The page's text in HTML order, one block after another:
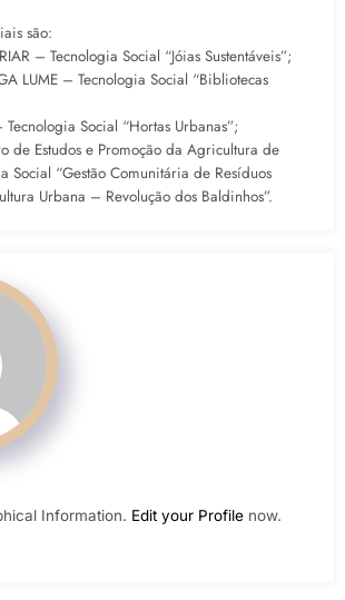
são:
– Tecnologia Social “Jóias Sustentáveis”;
LUME – Tecnologia Social “Bibliotecas
Tecnologia Social “Hortas Urbanas”;
de Estudos e Promoção da Agricultura de
Social “Gestão Comunitária de Resíduos
Urbana – Revolução dos Baldinhos”.
Information. Edit your Profile now.